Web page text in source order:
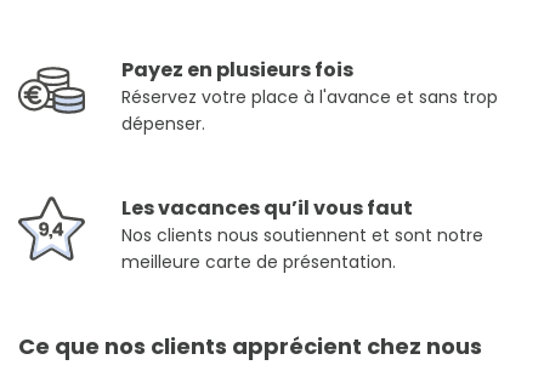
Payez en plusieurs fois
Réservez votre place à l'avance et sans trop
dépenser.
Les vacances qu’il vous faut
Nos clients nous soutiennent et sont notre
meilleure carte de présentation.
Ce que nos clients apprécient chez nous